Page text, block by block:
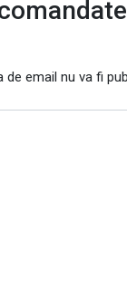
de email nu va fi